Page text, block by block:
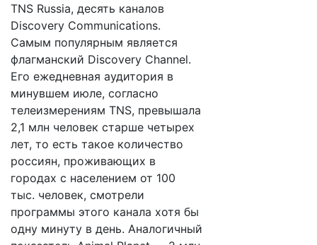
TNS Russia, десять каналов
Discovery Communications.
Самым популярным является
флагманский Discovery Channel.
Его ежедневная аудитория в
минувшем июле, согласно
телеизмерениям TNS, превышала
2,1 млн человек старше четырех
лет, то есть такое количество
россиян, проживающих в
городах с населением от 100
тыс. человек, смотрели
программы этого канала хотя бы
одну минуту в день. Аналогичный